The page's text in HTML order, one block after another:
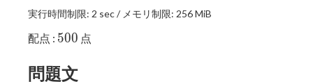
実行時間制限: 2 sec / メモリ制限: 256 MiB
配点 : 500
500 点
問題文